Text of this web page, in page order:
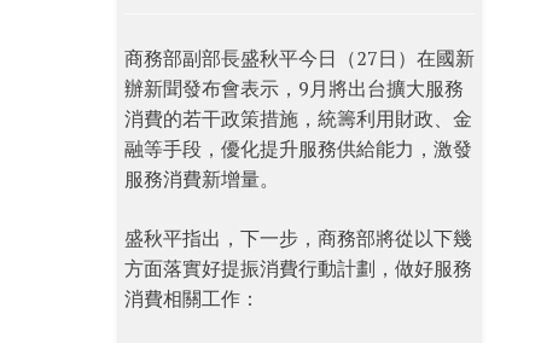
商務部副部長盛秋平今日（27日）在國新
辦新聞發布會表示，9月將出台擴大服務
消費的若干政策措施，統籌利用財政、金
融等手段，優化提升服務供給能力，激發
服務消費新增量。
盛秋平指出，下一步，商務部將從以下幾
方面落實好提振消費行動計劃，做好服務
消費相關工作：